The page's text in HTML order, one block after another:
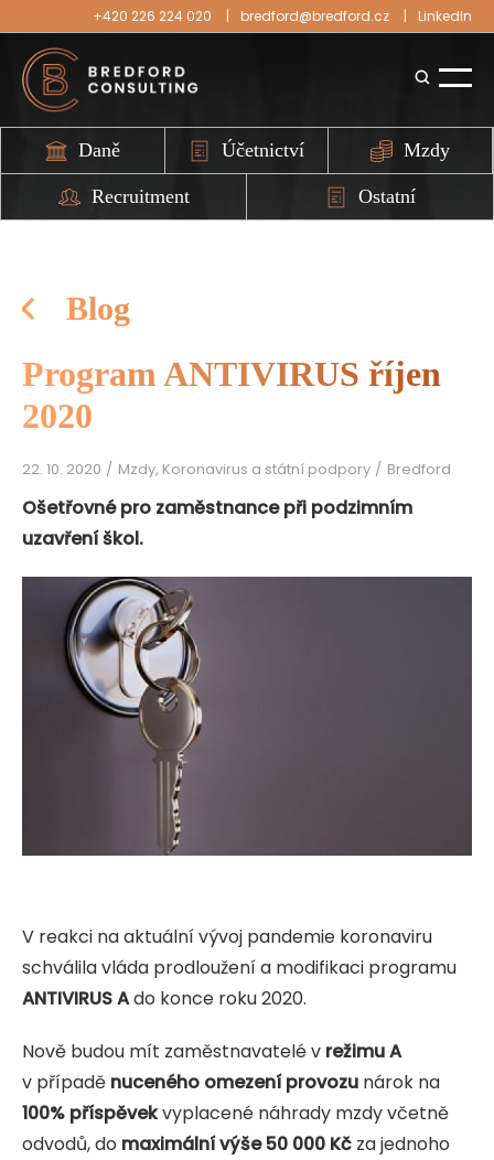
+420 226 224 020 bredford@bredford.cz LinkedIn
Daně Účetnictví Mzdy
Recruitment Ostatní
Blog
Program ANTIVIRUS říjen
2020
22. 10. 2020 Mzdy, Koronavirus a státní podpory Bredford
Ošetřovné pro zaměstnance při podzimním
uzavření škol.
V reakci na aktuální vývoj pandemie koronaviru
schválila vláda prodloužení a modifikaci programu
ANTIVIRUS Ado konce roku 2020.
Nově budou mít zaměstnavatelé v režimu A
v případě nuceného omezení provozu nárok na
100% příspěvekvyplacené náhrady mzdy včetně
odvodů, do maximální výše 50 000 Kč za jednoho